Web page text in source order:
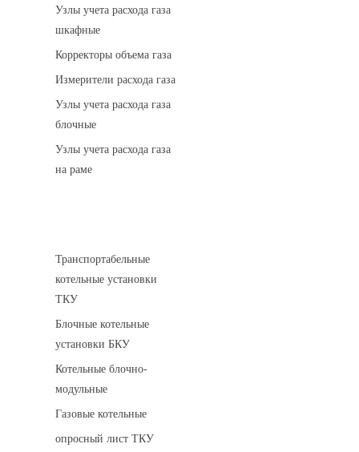
Узлы учета расхода газа
шкафные
Корректоры объема газа
Измерители расхода газа
Узлы учета расхода газа
блочные
Узлы учета расхода газа
на раме
Транспортабельные
котельные установки
ТКУ
Блочные котельные
установки БКУ
Котельные блочно-
модульные
Газовые котельные
опросный лист ТКУ